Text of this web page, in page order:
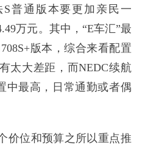
普通版本要更加亲民一
万元。其中，“E车汇”最
版本，综合来看配置
太大差距，而NEDC续航
中最高，日常通勤或者偶
价位和预算之所以重点推